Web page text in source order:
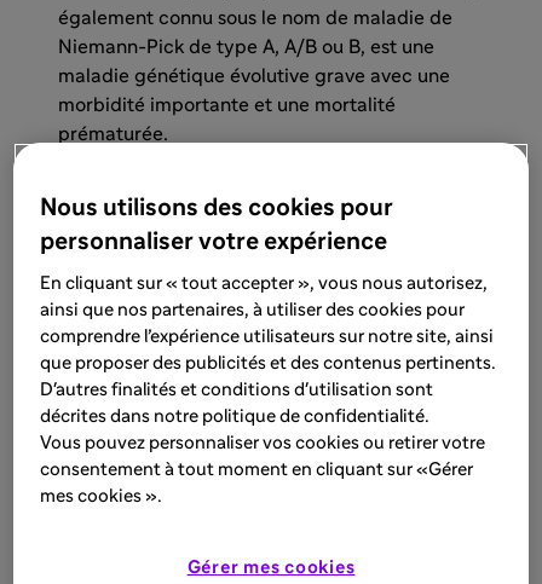
également connu sous le nom de maladie de
Niemann-Pick de type A, A/B ou B, est une
maladie génétique évolutive grave avec une
morbidité importante et une mortalité
prématurée.
Découvrez cette courte vidéo pour mieux
comprendre l'ASMD.
Transcription
Références
burden of illness in patients with acid
Nous utilisons des cookies pour
personnaliser votre expérience
En cliquant sur « tout accepter », vous nous autorisez,
ainsi que nos partenaires, à utiliser des cookies pour
comprendre l’expérience utilisateurs sur notre site, ainsi
que proposer des publicités et des contenus pertinents.
D'autres finalités et conditions d'utilisation sont
décrites dans notre politique de confidentialité.
Vous pouvez personnaliser vos cookies ou retirer votre
consentement à tout moment en cliquant sur «Gérer
mes cookies ».
Gérer mes cookies